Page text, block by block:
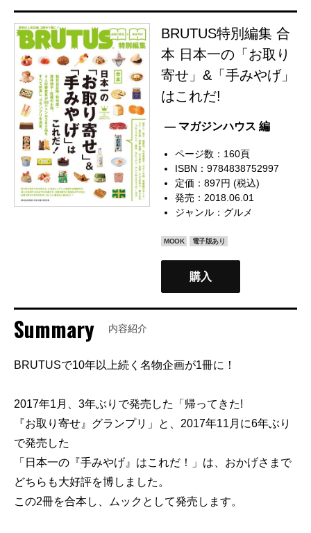
BRUTUS特別編集 合
本 日本一の「お取り
寄せ」&「手みやげ」
はこれだ!
— マガジンハウス 編
ページ数：160頁
ISBN：9784838752997
定価：897円 (税込)
発売：2018.06.01
ジャンル： グルメ
MOOK 電子版あり
購入
Summary 内容紹介
BRUTUSで10年以上続く名物企画が1冊に！
2017年1月、3年ぶりで発売した「帰ってきた!
『お取り寄せ』グランプリ」と、2017年11月に6年ぶり
で発売した
「日本一の『手みやげ』はこれだ！」は、おかげさまで
どちらも大好評を博しました。
この2冊を合本し、ムックとして発売します。